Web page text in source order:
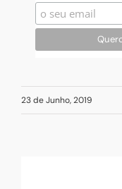
23 de Junho, 2019